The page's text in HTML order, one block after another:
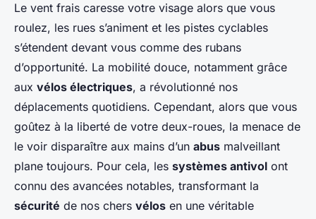
Le vent frais caresse votre visage alors que vous
roulez, les rues s’animent et les pistes cyclables
s’étendent devant vous comme des rubans
d’opportunité. La mobilité douce, notamment grâce
aux vélos électriques, a révolutionné nos
déplacements quotidiens. Cependant, alors que vous
goûtez à la liberté de votre deux-roues, la menace de
le voir disparaître aux mains d’un abus malveillant
plane toujours. Pour cela, les systèmes antivol ont
connu des avancées notables, transformant la
sécurité de nos chers vélos en une véritable